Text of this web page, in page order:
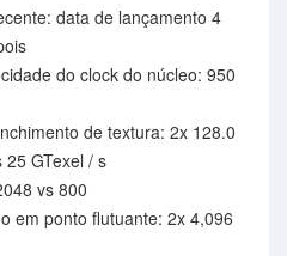
data de lançamento 4
do clock do núcleo: 950
de textura: 2x 128.0
25 GTexel / s
vs 800
em ponto flutuante: 2x 4,096